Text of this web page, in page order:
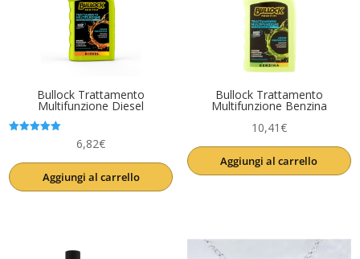
Bullock Trattamento
Multifunzione Diesel
6,82€
Aggiungi al carrello
Bullock Trattamento
Multifunzione Benzina
10,41€
Aggiungi al carrello